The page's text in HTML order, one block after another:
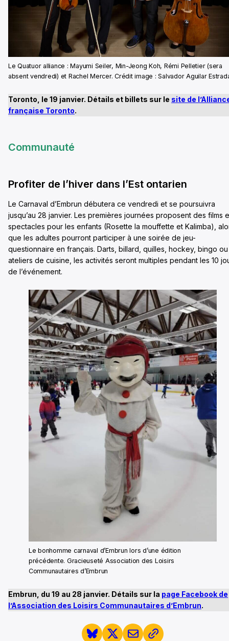
Le Quatuor alliance : Mayumi Seiler, Min-Jeong Koh, Rémi Pelletier (sera
absent vendredi) et Rachel Mercer. Crédit image : Salvador Aguilar
Toronto, le 19 janvier. Détails et billets sur le site de
française Toronto.
Communauté
Profiter de l’hiver dans l’Est ontarien
Le Carnaval d’Embrun débutera ce vendredi et se poursuivra
jusqu’au 28 janvier. Les premières journées proposent des films
spectacles pour les enfants (Rosette la mouffette et Kalimba),
que les adultes pourront participer à une soirée de jeu-
questionnaire en français. Darts, billard, quilles, hockey, bingo ou
ateliers de cuisine, les activités seront multiples pendant les 10
de l’événement.
Le bonhomme carnaval d’Embrun lors d’une édition
précédente. Gracieuseté Association des Loisirs
Communautaires d’Embrun
Embrun, du 19 au 28 janvier. Détails sur la page Facebook de
l’Association des Loisirs Communautaires d’Embrun.